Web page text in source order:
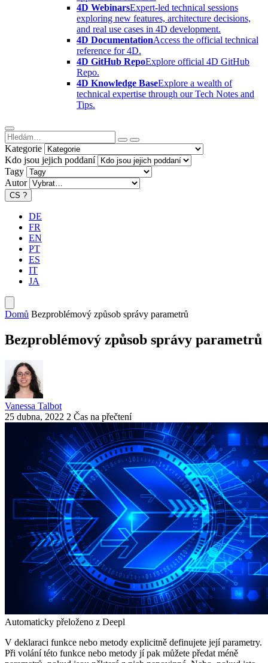
4D WebinarsExpert-led technical sessions
exploring new features, architecture decisions,
and real use cases in 4D development.
4D DocumentationAccess the official technical
reference for 4D.
4D GitHub RepoExplore official 4D GitHub
Repo.
4D Knowledge BaseExplore a wealth of
technical expertise through our Tech Notes and
Tips.
Kategorie
Kdo jsou jejich poddaní
Tagy
Autor
CS ?
DE
FR
EN
PT
ES
IT
JA
Domů Bezproblémový způsob správy parametrů
Bezproblémový způsob správy parametrů
Vanessa Talbot
25 dubna, 2022 2 Čas na přečtení
Automaticky přeloženo z Deepl
V deklaraci funkce nebo metody explicitně definujete její parametry.
Při volání této funkce nebo metody jí pak můžete předat méně